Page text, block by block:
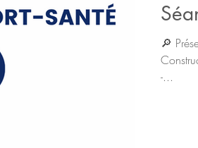
🔎
-...